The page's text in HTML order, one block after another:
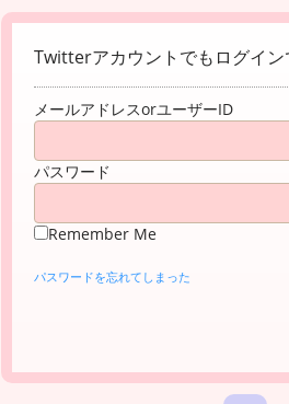
Twitterアカウントでもログイン
メールアドレスorユーザーID
パスワード
Remember Me
パスワードを忘れてしまった